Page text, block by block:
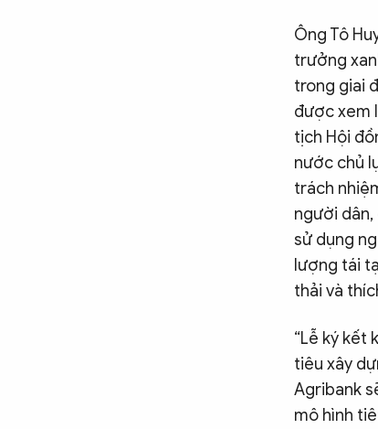
Ông Tô
trưởng
trong giai
được xem
tịch Hội
nước chủ
trách
người dân,
sử dụng
lượng tái
thải và
“Lễ ký kết
tiêu xây
Agribank
mô hình